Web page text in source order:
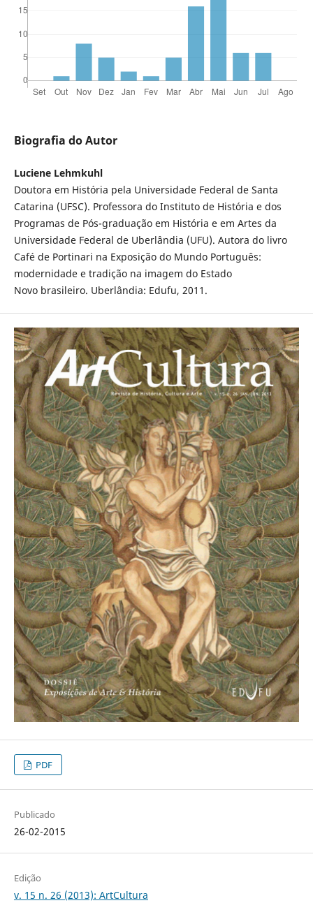
Biografia do Autor
Luciene Lehmkuhl
Doutora em História pela Universidade Federal de Santa
Catarina (UFSC). Professora do Instituto de História e dos
Programas de Pós-graduação em História e em Artes da
Universidade Federal de Uberlândia (UFU). Autora do livro
Café de Portinari na Exposição do Mundo Português:
modernidade e tradição na imagem do Estado
Novo brasileiro. Uberlândia: Edufu, 2011.
PDF
Publicado
26-02-2015
Edição
v. 15 n. 26 (2013): ArtCultura